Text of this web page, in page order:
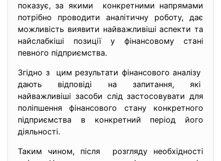
показує, за якими конкретними напрямами
потрібно проводити аналітичну роботу, дає
можливість виявити найважливіші аспекти та
найслабкіші позиції у фінансовому стані
певного підприємства.
Згідно з цим результати фінансового аналізу
дають відповіді на запитання, які
найважливіші засоби слід застосовувати для
поліпшення фінансового стану конкретного
підприємства в конкретний період його
діяльності.
Таким чином, після розгляду необхідності